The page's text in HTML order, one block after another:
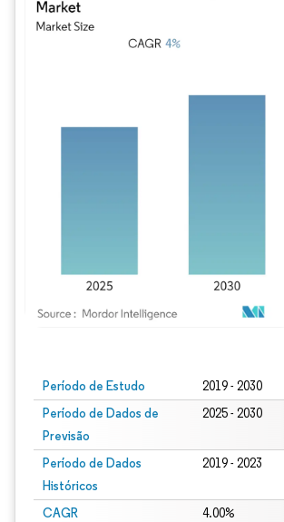
Período de Estudo 2019 - 2030
Período de Dados de
Previsão
2025 - 2030
Período de Dados
Históricos
2019 - 2023
CAGR 4.00%